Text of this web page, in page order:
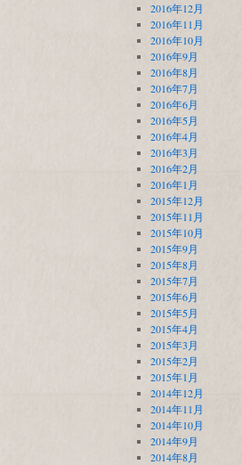
2016年12月
2016年11月
2016年10月
2016年9月
2016年8月
2016年7月
2016年6月
2016年5月
2016年4月
2016年3月
2016年2月
2016年1月
2015年12月
2015年11月
2015年10月
2015年9月
2015年8月
2015年7月
2015年6月
2015年5月
2015年4月
2015年3月
2015年2月
2015年1月
2014年12月
2014年11月
2014年10月
2014年9月
2014年8月